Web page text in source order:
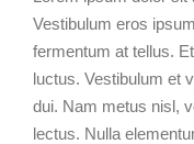
Vestibulum eros
fermentum at tellus.
luctus. Vestibulum et
dui. Nam metus nisl,
lectus. Nulla